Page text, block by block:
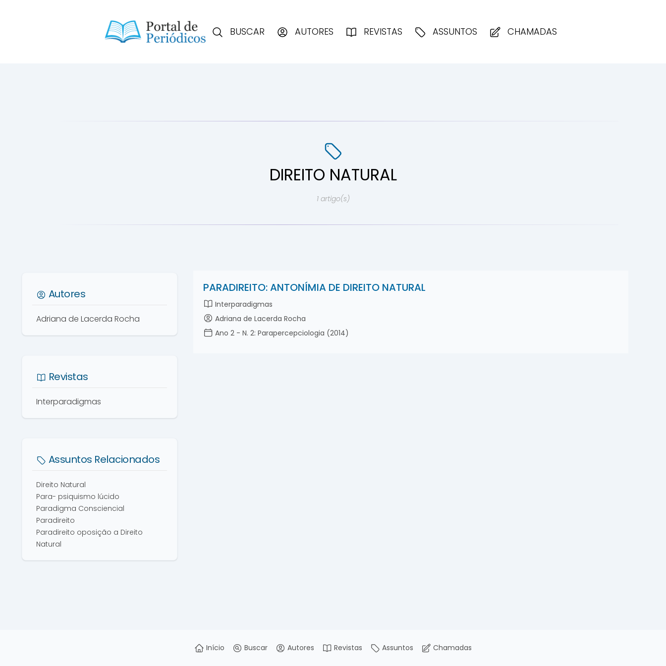
Portal de Periódicos da Conscienciologia
BUSCAR AUTORES REVISTAS ASSUNTOS CHAMADAS
DIREITO NATURAL
1 artigo(s)
Autores
Adriana de Lacerda Rocha
Revistas
Interparadigmas
Assuntos Relacionados
Direito Natural
Para- psiquismo lúcido
Paradigma Consciencial
Paradireito
Paradireito oposição a Direito
Natural
PARADIREITO: ANTONÍMIA DE DIREITO NATURAL
Interparadigmas
Adriana de Lacerda Rocha
Ano 2 - N. 2: Parapercepciologia (2014)
Início Buscar Autores Revistas Assuntos Chamadas